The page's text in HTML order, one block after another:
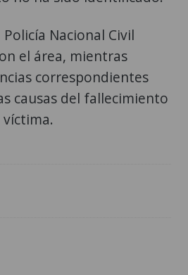
Nacional Civil
el área, mientras
correspondientes
causas del fallecimiento